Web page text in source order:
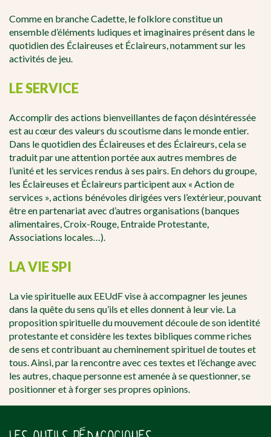
Comme en branche Cadette, le folklore constitue un
ensemble d’éléments ludiques et imaginaires présent dans le
quotidien des Éclaireuses et Éclaireurs, notamment sur les
activités de jeu.
LE SERVICE
Accomplir des actions bienveillantes de façon désintéressée
est au cœur des valeurs du scoutisme dans le monde entier.
Dans le quotidien des Éclaireuses et des Éclaireurs, cela se
traduit par une attention portée aux autres membres de
l’unité et les services rendus à ses pairs. En dehors du groupe,
les Éclaireuses et Éclaireurs participent aux « Action de
services », actions bénévoles dirigées vers l’extérieur, pouvant
être en partenariat avec d’autres organisations (banques
alimentaires, Croix-Rouge, Entraide Protestante,
Associations locales…).
LA VIE SPI
La vie spirituelle aux EEUdF vise à accompagner les jeunes
dans la quête du sens qu’ils et elles donnent à leur vie. La
proposition spirituelle du mouvement découle de son identité
protestante et considère les textes bibliques comme riches
de sens et contribuant au cheminement spirituel de toutes et
tous. Ainsi, par la rencontre avec ces textes et l’échange avec
les autres, chaque personne est amenée à se questionner, se
positionner et à forger ses propres opinions.